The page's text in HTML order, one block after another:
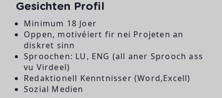
Gesichten Profil
Minimum 18 Joer
Oppen, motivéiert fir nei Projeten an
diskret sinn
Sproochen: LU, ENG (all aner Sprooch ass
vu Virdeel)
Redaktionell Kenntnisser (Word,Excell)
Sozial Medien